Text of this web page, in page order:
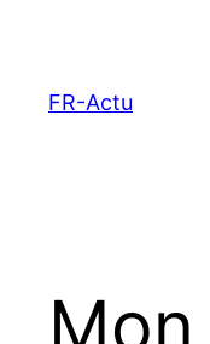
contenu
FR-Actu